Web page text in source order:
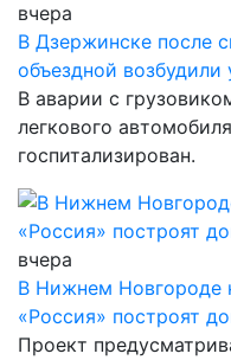
вчера
В Дзержинске после
объездной возбудили
В аварии с
легкового
госпитализирован.
вчера
В Нижнем Новгороде
«Россия» построят
Проект